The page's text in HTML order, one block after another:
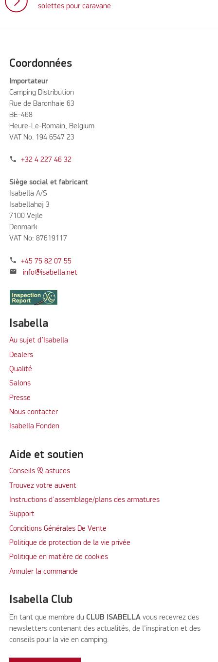
solettes pour caravane
Coordonnées
Importateur
Camping Distribution
Rue de Baronhaie 63
BE-468
Heure-Le-Romain, Belgium
VAT No. 194 6547 23
phone +32 4 227 46 32
Siège social et fabricant
Isabella A/S
Isabellahøj 3
7100 Vejle
Denmark
VAT No: 87619117
phone +45 75 82 07 55
mail info@isabella.net
Isabella
Au sujet d’Isabella
Dealers
Qualité
Salons
Presse
Nous contacter
Isabella Fonden
Aide et soutien
Conseils & astuces
Trouvez votre auvent
Instructions d'assemblage/plans des armatures
Support
Conditions Générales De Vente
Politique de protection de la vie privée
Politique en matière de cookies
Annuler la commande
Isabella Club
En tant que membre du CLUB ISABELLA vous recevrez des
newsletters contenant des actualités, de l'inspiration et des
conseils pour la vie en camping.